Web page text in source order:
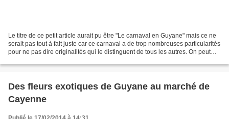
Le titre de ce petit article aurait pu être "Le carnaval en Guyane" mais ce ne
serait pas tout à fait juste car ce carnaval a de trop nombreuses particularités
pour ne pas dire originalités qui le distinguent de tous les autres. On peut
Des fleurs exotiques de Guyane au marché de
Cayenne